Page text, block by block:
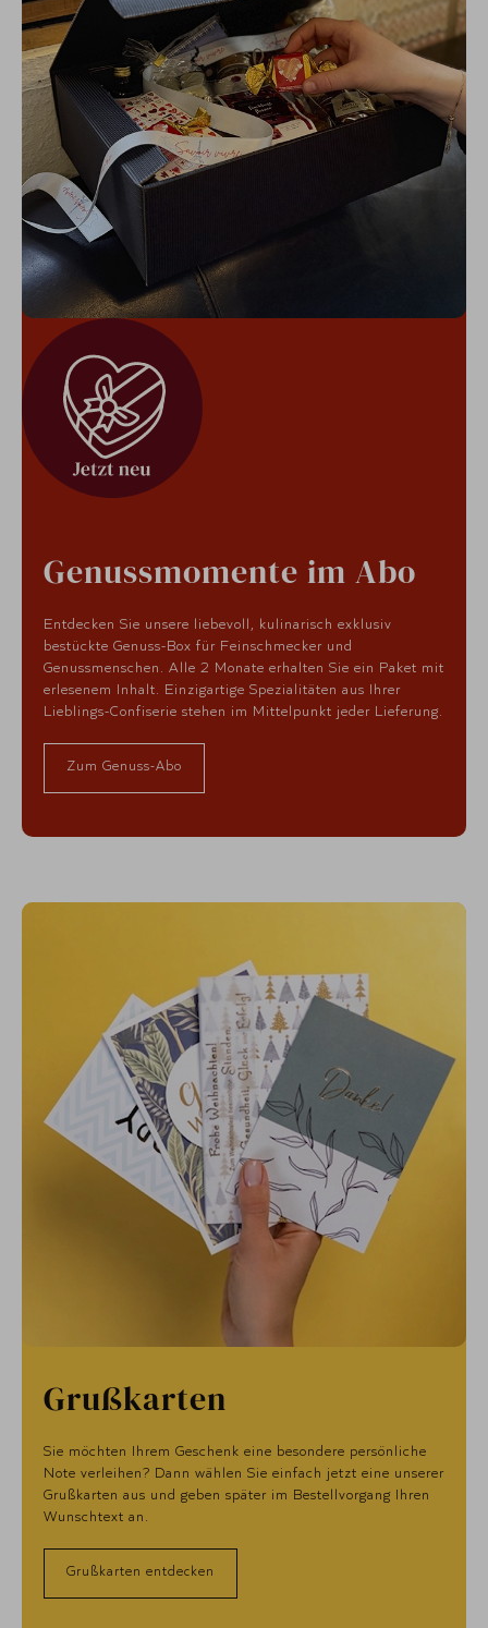
Genussmomente im Abo
Entdecken Sie unsere liebevoll, kulinarisch exklusiv
bestückte Genuss-Box für Feinschmecker und
Genussmenschen. Alle 2 Monate erhalten Sie ein Paket mit
erlesenem Inhalt. Einzigartige Spezialitäten aus Ihrer
Lieblings-Confiserie stehen im Mittelpunkt jeder Lieferung.
Zum Genuss-Abo
Grußkarten
Sie möchten Ihrem Geschenk eine besondere persönliche
Note verleihen? Dann wählen Sie einfach jetzt eine unserer
Grußkarten aus und geben später im Bestellvorgang Ihren
Wunschtext an.
Grußkarten entdecken